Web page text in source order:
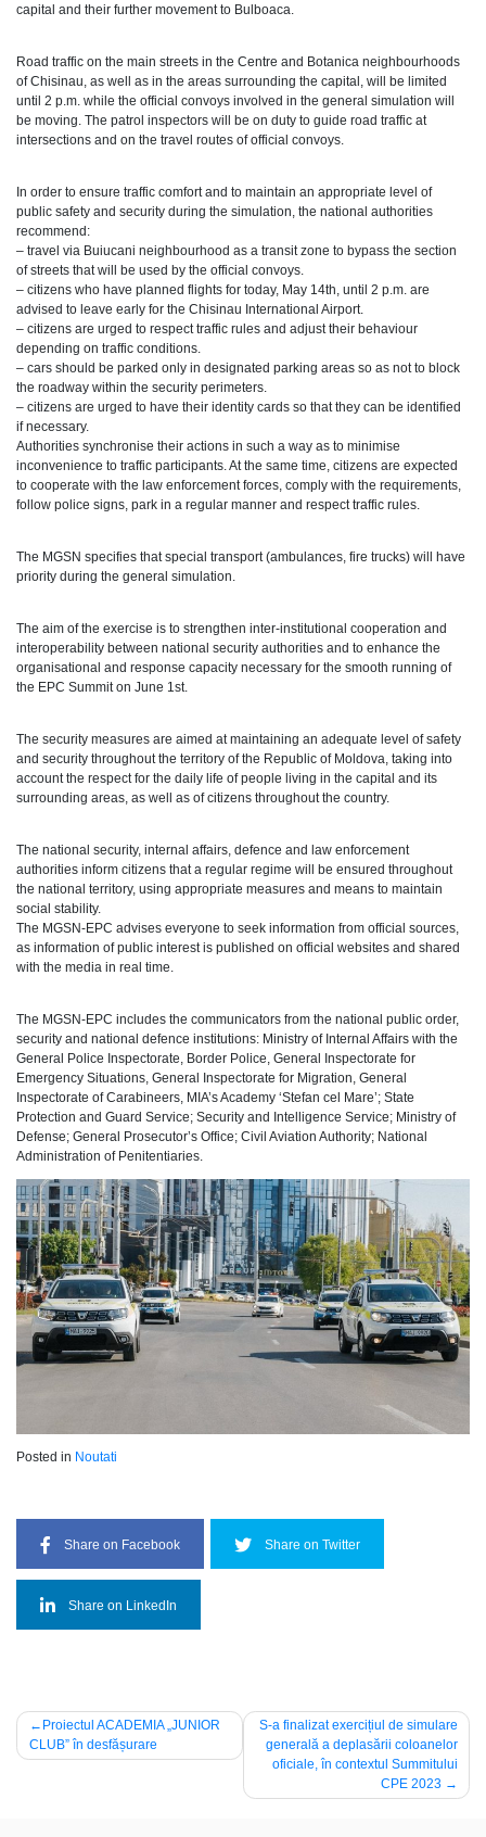
capital and their further movement to Bulboaca.
Road traffic on the main streets in the Centre and Botanica neighbourhoods
of Chisinau, as well as in the areas surrounding the capital, will be limited
until 2 p.m. while the official convoys involved in the general simulation will
be moving. The patrol inspectors will be on duty to guide road traffic at
intersections and on the travel routes of official convoys.
In order to ensure traffic comfort and to maintain an appropriate level of
public safety and security during the simulation, the national authorities
recommend:
– travel via Buiucani neighbourhood as a transit zone to bypass the section
of streets that will be used by the official convoys.
– citizens who have planned flights for today, May 14th, until 2 p.m. are
advised to leave early for the Chisinau International Airport.
– citizens are urged to respect traffic rules and adjust their behaviour
depending on traffic conditions.
– cars should be parked only in designated parking areas so as not to block
the roadway within the security perimeters.
– citizens are urged to have their identity cards so that they can be identified
if necessary.
Authorities synchronise their actions in such a way as to minimise
inconvenience to traffic participants. At the same time, citizens are expected
to cooperate with the law enforcement forces, comply with the requirements,
follow police signs, park in a regular manner and respect traffic rules.
The MGSN specifies that special transport (ambulances, fire trucks) will have
priority during the general simulation.
The aim of the exercise is to strengthen inter-institutional cooperation and
interoperability between national security authorities and to enhance the
organisational and response capacity necessary for the smooth running of
the EPC Summit on June 1st.
The security measures are aimed at maintaining an adequate level of safety
and security throughout the territory of the Republic of Moldova, taking into
account the respect for the daily life of people living in the capital and its
surrounding areas, as well as of citizens throughout the country.
The national security, internal affairs, defence and law enforcement
authorities inform citizens that a regular regime will be ensured throughout
the national territory, using appropriate measures and means to maintain
social stability.
The MGSN-EPC advises everyone to seek information from official sources,
as information of public interest is published on official websites and shared
with the media in real time.
The MGSN-EPC includes the communicators from the national public order,
security and national defence institutions: Ministry of Internal Affairs with the
General Police Inspectorate, Border Police, General Inspectorate for
Emergency Situations, General Inspectorate for Migration, General
Inspectorate of Carabineers, MIA’s Academy ‘Stefan cel Mare’; State
Protection and Guard Service; Security and Intelligence Service; Ministry of
Defense; General Prosecutor’s Office; Civil Aviation Authority; National
Administration of Penitentiaries.
Posted in Noutati
Share on Facebook Share on Twitter
Share on LinkedIn
Navigare
în
Proiectul ACADEMIA „JUNIOR
CLUB” în desfășurare
S-a finalizat exercițiul de simulare
generală a deplasării coloanelor
oficiale, în contextul Summitului
CPE 2023